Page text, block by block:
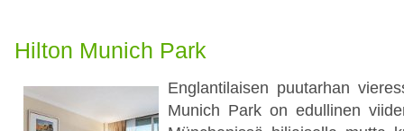
Hilton Munich Park
Englantilaisen puutarhan
Munich Park on edullinen